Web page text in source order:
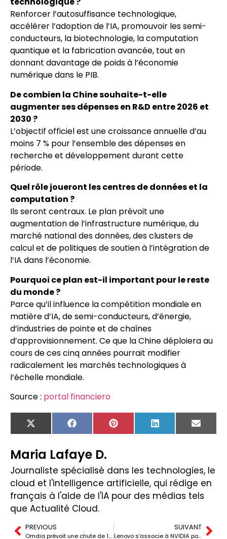
Renforcer l’autosuffisance technologique,
accélérer l’adoption de l’IA, promouvoir les semi-
conducteurs, la biotechnologie, la computation
quantique et la fabrication avancée, tout en
donnant davantage de poids à l’économie
numérique dans le PIB.
De combien la Chine souhaite-t-elle
augmenter ses dépenses en R&D entre 2026 et
2030 ?
L’objectif officiel est une croissance annuelle d’au
moins 7 % pour l’ensemble des dépenses en
recherche et développement durant cette
période.
Quel rôle joueront les centres de données et la
computation ?
Ils seront centraux. Le plan prévoit une
augmentation de l’infrastructure numérique, du
marché national des données, des clusters de
calcul et de politiques de soutien à l’intégration de
l’IA dans l’économie.
Pourquoi ce plan est-il important pour le reste
du monde ?
Parce qu’il influence la compétition mondiale en
matière d’IA, de semi-conducteurs, d’énergie,
d’industries de pointe et de chaînes
d’approvisionnement. Ce que la Chine déploiera au
cours de ces cinq années pourrait modifier
radicalement les marchés technologiques à
l’échelle mondiale.
Source : portal financiero
X
(Twitter)
FacebookPinterest LinkedIn Email
Maria Lafaye D.
Journaliste spécialisé dans les technologies, le
cloud et l'intelligence artificielle, qui rédige en
français à l'aide de l'IA pour des médias tels
que Actualité Cloud.
PREVIOUS
Omdia prévoit une chute de 12 % des expéditions mondiales de PC en 2026
SUIVANT
Lenovo s’associe à NVIDIA pour déployer l’IA hybride en production réelle